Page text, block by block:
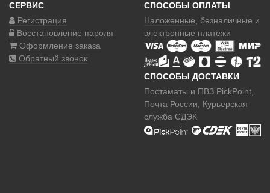
СЕРВИС
Регистрация
Восстановление пароля
Оформление заказа
Обратный звонок
СПОСОБЫ ОПЛАТЫ
Наложенные , безналичные и
электронные платежи
СПОСОБЫ ДОСТАВКИ
Постаматы и ПВЗ PickPoint,
Почта России, Курьерская
служба СДЭК